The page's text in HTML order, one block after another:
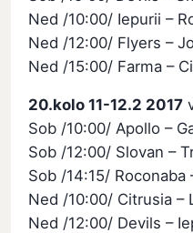
Ned /10:00/ Iepurii –
Ned /12:00/ Flyers –
Ned /15:00/ Farma –
20.kolo 11-12.2 2017
Sob /10:00/ Apollo –
Sob /12:00/ Slovan –
Sob /14:15/ Roconaba
Ned /10:00/ Citrusia –
Ned /12:00/ Devils –